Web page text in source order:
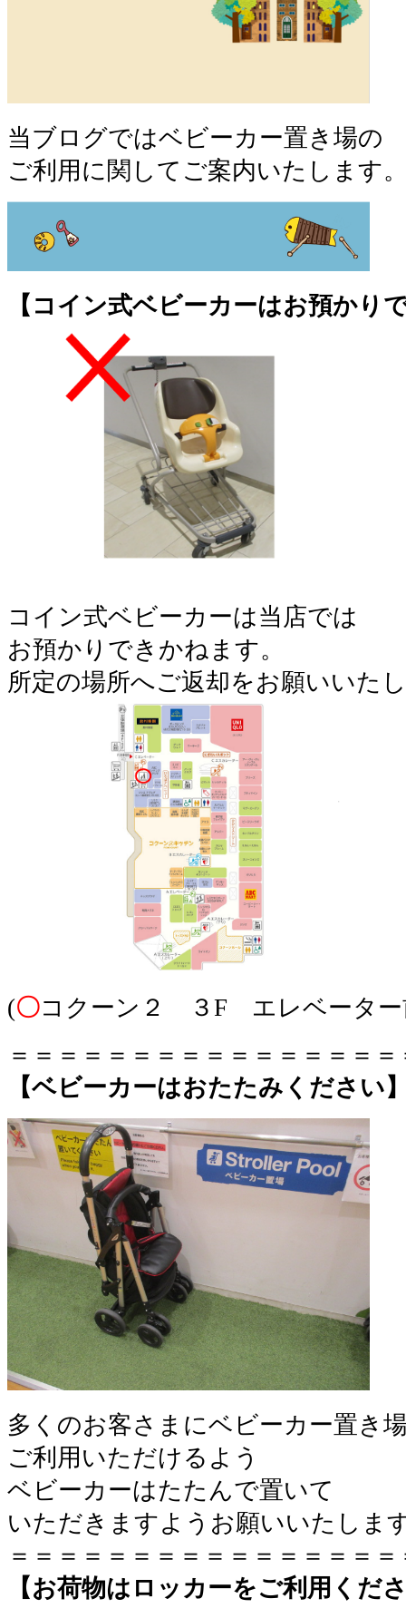
当ブログではベビーカー置き場の
ご利用に関してご案内いたします
【コイン式ベビーカーはお預かり
コイン式ベビーカーは当店では
お預かりできかねます。
所定の場所へご返却をお願いいた
(〇コクーン２ ３F エレベーター
＝＝＝＝＝＝＝＝＝＝＝＝＝＝＝
【ベビーカーはおたたみください
多くのお客さまにベビーカー置き
ご利用いただけるよう
ベビーカーはたたんで置いて
いただきますようお願いいたしま
＝＝＝＝＝＝＝＝＝＝＝＝＝＝＝
【お荷物はロッカーをご利用くだ